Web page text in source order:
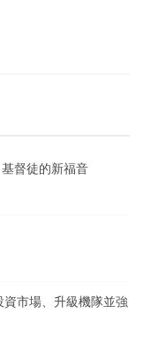
督徒的新福音
市場、升級機隊並強